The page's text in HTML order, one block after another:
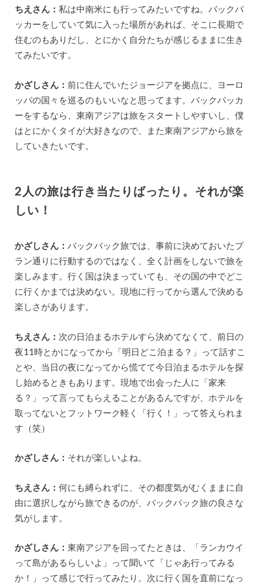
ちえさん： 私は中南米にも行ってみたいですね。バックパ
ッカーをしていて気に入った場所があれば、そこに長期で
住むのもありだし、とにかく自分たちが感じるままに生き
てみたいです。
かざしさん： 前に住んでいたジョージアを拠点に、ヨーロ
ッパの国々を巡るのもいいなと思ってます。バックパッカ
ーをするなら、東南アジアは旅をスタートしやすいし、僕
はとにかくタイが大好きなので、また東南アジアから旅を
していきたいです。
2人の旅は行き当たりばったり。それが楽
しい！
かざしさん： バックバック旅では、事前に決めておいたプ
ラン通りに行動するのではなく、全く計画をしないで旅を
楽しみます。行く国は決まっていても、その国の中でどこ
に行くかまでは決めない。現地に行ってから選んで決める
楽しさがあります。
ちえさん： 次の日泊まるホテルすら決めてなくて、前日の
夜11時とかになってから「明日どこ泊まる？」って話すこ
とや、当日の夜になってから慌てて今日泊まるホテルを探
し始めるときもあります。現地で出会った人に「家来
る？」って言ってもらえることがあるんですが、ホテルを
取ってないとフットワーク軽く「行く！」って答えられま
す（笑）
かざしさん： それが楽しいよね。
ちえさん： 何にも縛られずに、その都度気がむくままに自
由に選択しながら旅できるのが、バックパック旅の良さな
気がします。
かざしさん： 東南アジアを回ってたときは、「ランカウイ
って島があるらしいよ」って聞いて「じゃあ行ってみる
か！」って感じで行ってみたり。次に行く国を直前になっ